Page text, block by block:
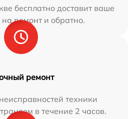
бесплатно доставит ваше
на ремонт и обратно.
ремонт
техники
в течение 2 часов.